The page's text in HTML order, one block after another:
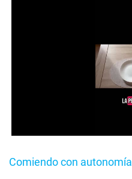
Comiendo con autonomía